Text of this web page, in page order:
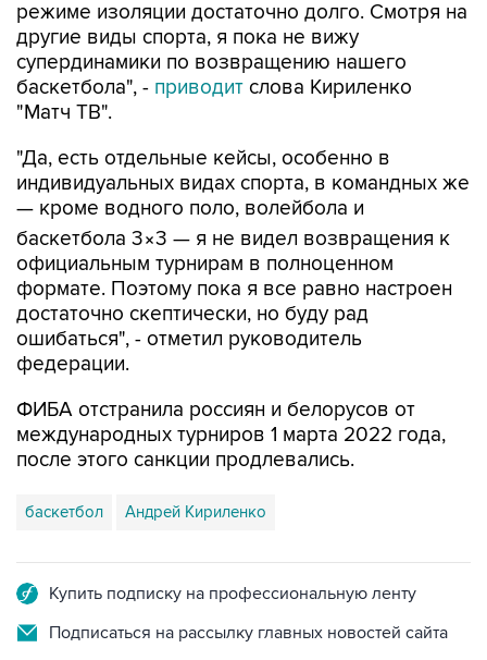
режиме изоляции достаточно долго. Смотря на
другие виды спорта, я пока не вижу
супердинамики по возвращению нашего
баскетбола", - приводит слова Кириленко
"Матч ТВ".
"Да, есть отдельные кейсы, особенно в
индивидуальных видах спорта, в командных же
— кроме водного поло, волейбола и
баскетбола 3×3 — я не видел возвращения к
официальным турнирам в полноценном
формате. Поэтому пока я все равно настроен
достаточно скептически, но буду рад
ошибаться", - отметил руководитель
федерации.
ФИБА отстранила россиян и белорусов от
международных турниров 1 марта 2022 года,
после этого санкции продлевались.
баскетбол Андрей Кириленко
Купить подписку на профессиональную ленту
Подписаться на рассылку главных новостей сайта